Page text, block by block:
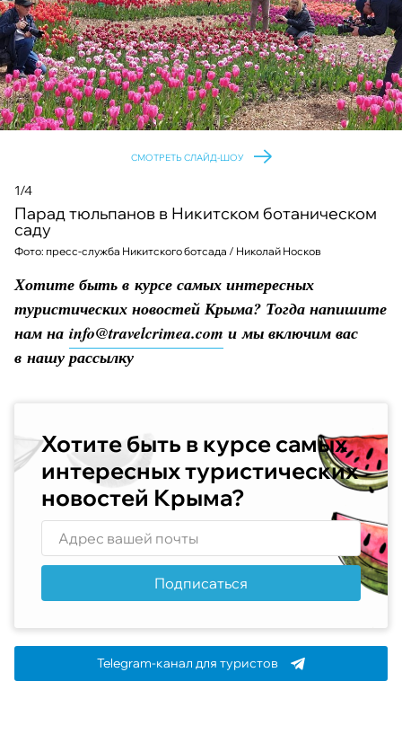
СМОТРЕТЬ СЛАЙД-ШОУ
1/4
Парад тюльпанов в Никитском ботаническом
саду
Фото: пресс-служба Никитского ботсада / Николай Носков
Хотите быть в курсе самых интересных
туристических новостей Крыма? Тогда напишите
нам на info@travelcrimea.com и мы включим вас
в нашу рассылку
Хотите быть в курсе самых
интересных туристических
новостей Крыма?
Подписаться
Telegram-канал для туристов